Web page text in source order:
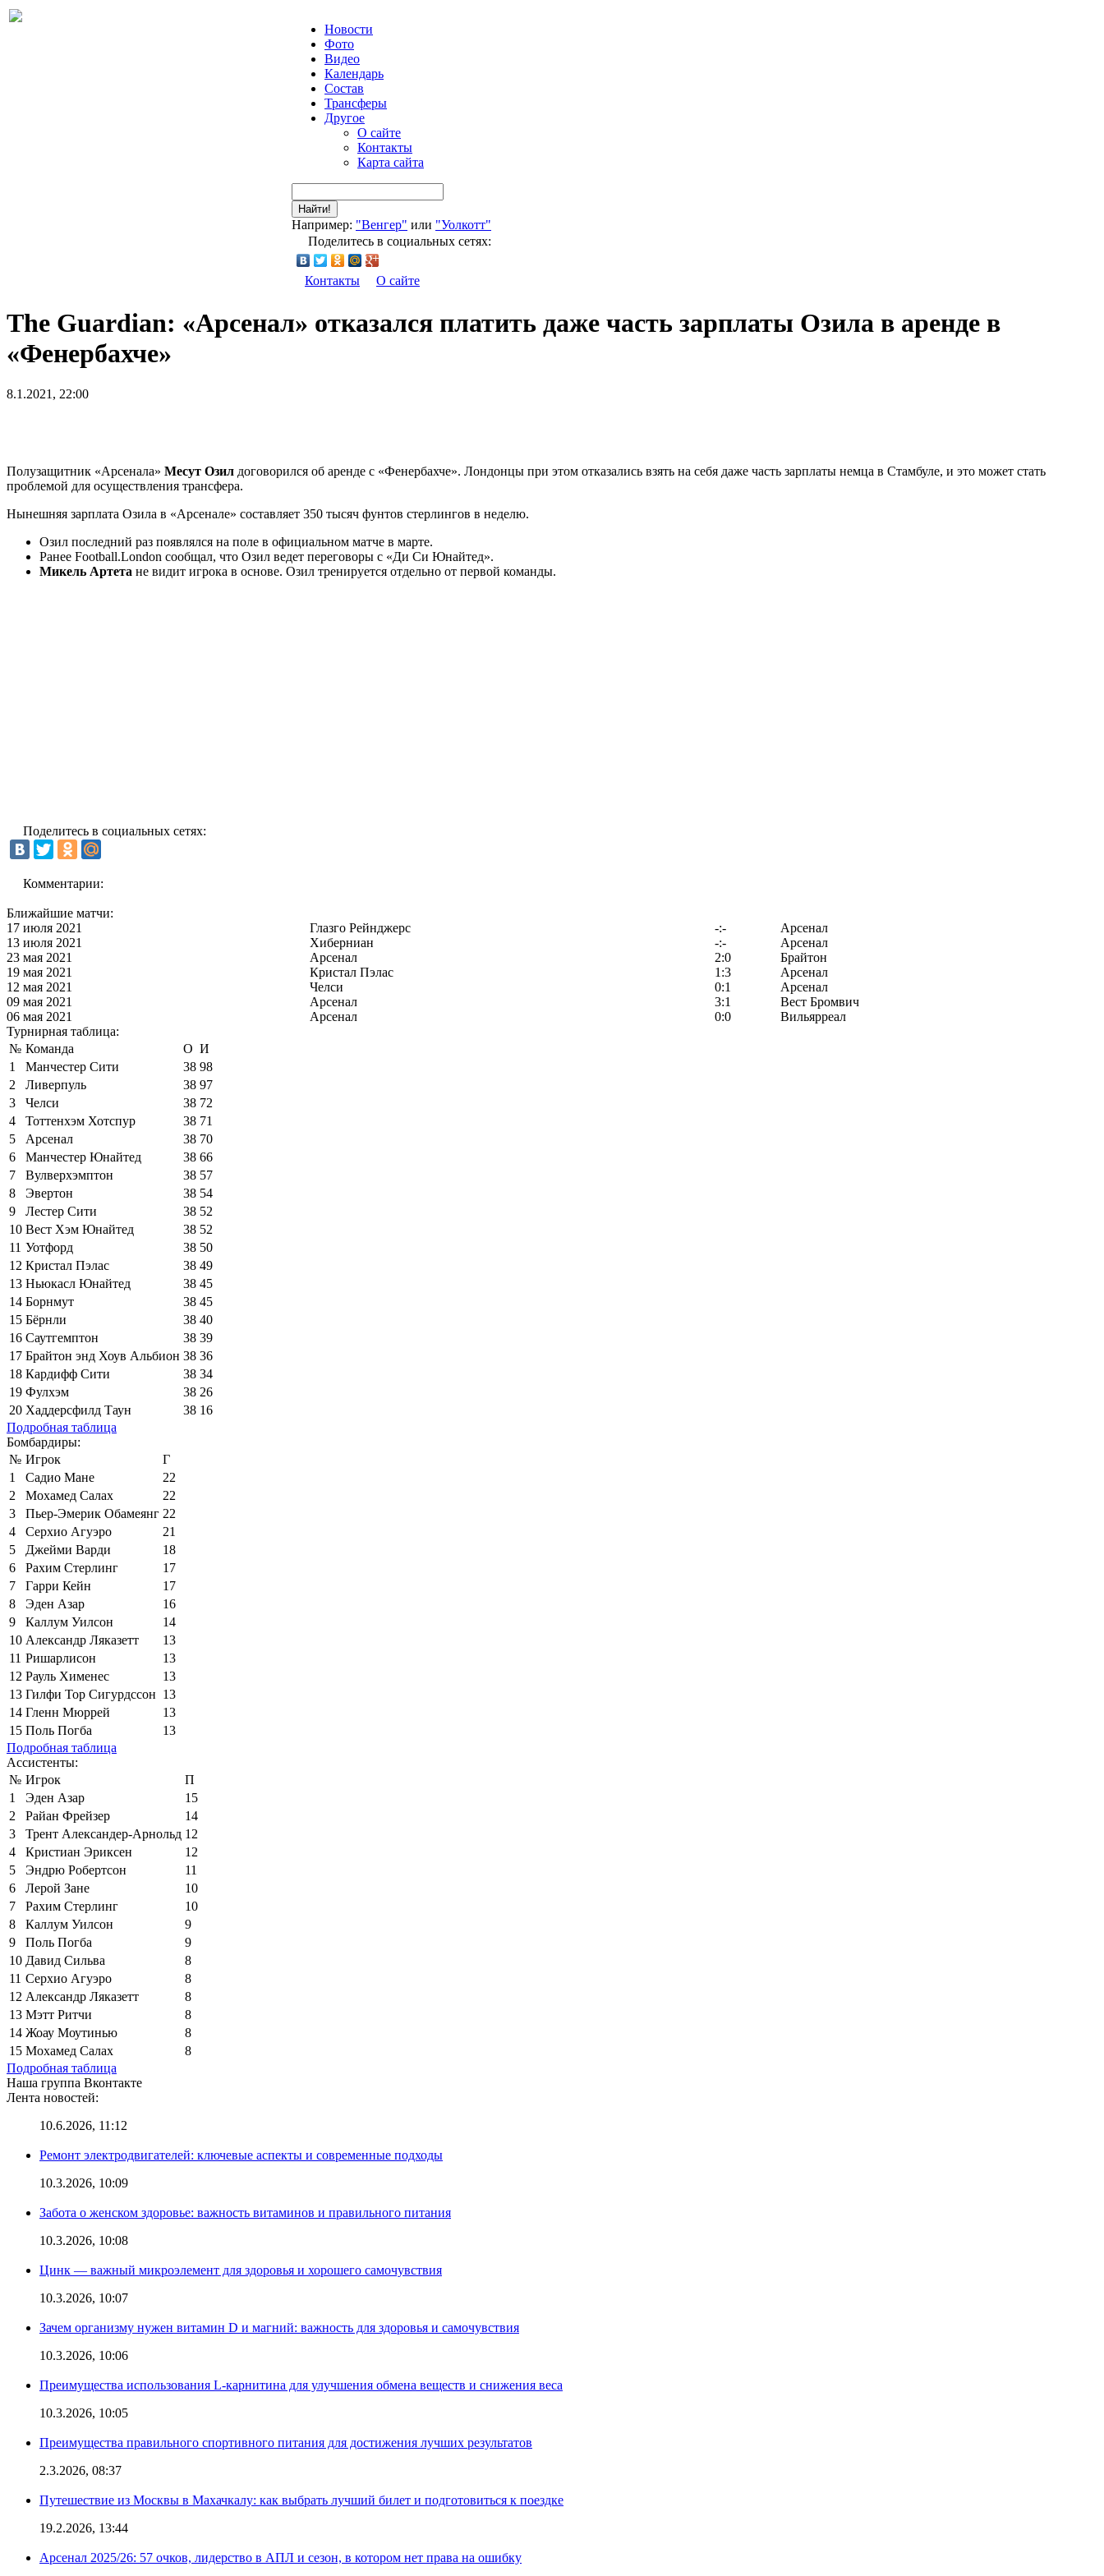
Новости
Фото
Видео
Календарь
Состав
Трансферы
Другое
О сайте
Контакты
Карта сайта
Найти!
Например: "Венгер" или "Уолкотт"
Поделитесь в социальных сетях:
Контакты О сайте
The Guardian: «Арсенал» отказался платить даже часть зарплаты Озила в аренде в
«Фенербахче»
8.1.2021, 22:00
Полузащитник «Арсенала» Месут Озил договорился об аренде с «Фенербахче». Лондонцы при этом отказались взять на себя даже часть зарплаты немца в Стамбуле, и это может стать
проблемой для осуществления трансфера.
Нынешняя зарплата Озила в «Арсенале» составляет 350 тысяч фунтов стерлингов в неделю.
Озил последний раз появлялся на поле в официальном матче в марте.
Ранее Football.London сообщал, что Озил ведет переговоры с «Ди Си Юнайтед».
Микель Артета не видит игрока в основе. Озил тренируется отдельно от первой команды.
Поделитесь в социальных сетях:
Комментарии:
Ближайшие матчи:
17 июля 2021
Глазго Рейнджерс -:-
Арсенал
13 июля 2021
Хиберниан -:-
Арсенал
23 мая 2021
Арсенал 2:0
Брайтон
19 мая 2021
Кристал Пэлас 1:3
Арсенал
12 мая 2021
Челси 0:1
Арсенал
09 мая 2021
Арсенал 3:1
Вест Бромвич
06 мая 2021
Арсенал 0:0
Вильярреал
Турнирная таблица:
№ Команда О И
1
Манчестер Сити 38 98
2
Ливерпуль 38 97
3
Челси 38 72
4
Тоттенхэм Хотспур 38 71
5
Арсенал 38 70
6
Манчестер Юнайтед 38 66
7
Вулверхэмптон 38 57
8
Эвертон 38 54
9
Лестер Сити 38 52
10 Вест Хэм Юнайтед 38 52
11 Уотфорд 38 50
12 Кристал Пэлас 38 49
13 Ньюкасл Юнайтед 38 45
14 Борнмут 38 45
15 Бёрнли 38 40
16 Саутгемптон 38 39
17 Брайтон энд Хоув Альбион 38 36
18 Кардифф Сити 38 34
19 Фулхэм 38 26
20 Хаддерсфилд Таун 38 16
Подробная таблица
Бомбардиры:
№ Игрок
Г
1
Садио Мане
22
2
Мохамед Салах
22
3
Пьер-Эмерик Обамеянг 22
4
Серхио Агуэро
21
5
Джейми Варди
18
6
Рахим Стерлинг
17
7
Гарри Кейн
17
8
Эден Азар
16
9
Каллум Уилсон
14
10 Александр Ляказетт
13
11 Ришарлисон
13
12 Рауль Хименес
13
13 Гилфи Тор Сигурдссон 13
14 Гленн Мюррей
13
15 Поль Погба
13
Подробная таблица
Ассистенты:
№ Игрок
П
1
Эден Азар
15
2
Райан Фрейзер
14
3
Трент Александер-Арнольд 12
4
Кристиан Эриксен
12
5
Эндрю Робертсон
11
6
Лерой Зане
10
7
Рахим Стерлинг
10
8
Каллум Уилсон
9
9
Поль Погба
9
10 Давид Сильва
8
11 Серхио Агуэро
8
12 Александр Ляказетт
8
13 Мэтт Ритчи
8
14 Жоау Моутинью
8
15 Мохамед Салах
8
Подробная таблица
Наша группа Вконтакте
Лента новостей:
10.6.2026, 11:12
Ремонт электродвигателей: ключевые аспекты и современные подходы
10.3.2026, 10:09
Забота о женском здоровье: важность витаминов и правильного питания
10.3.2026, 10:08
Цинк — важный микроэлемент для здоровья и хорошего самочувствия
10.3.2026, 10:07
Зачем организму нужен витамин D и магний: важность для здоровья и самочувствия
10.3.2026, 10:06
Преимущества использования L-карнитина для улучшения обмена веществ и снижения веса
10.3.2026, 10:05
Преимущества правильного спортивного питания для достижения лучших результатов
2.3.2026, 08:37
Путешествие из Москвы в Махачкалу: как выбрать лучший билет и подготовиться к поездке
19.2.2026, 13:44
Арсенал 2025/26: 57 очков, лидерство в АПЛ и сезон, в котором нет права на ошибку